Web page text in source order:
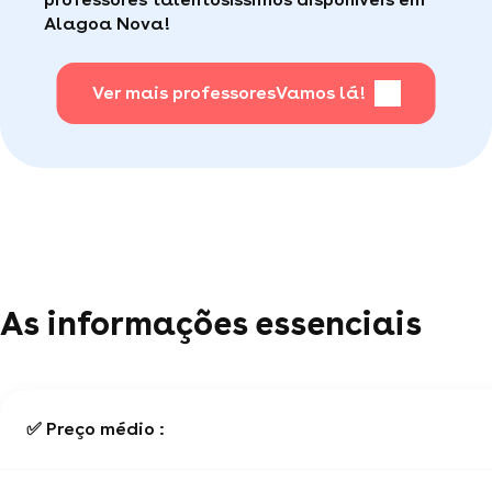
Para saber + acesse nossa página de perguntas
mais frequentes.
Alagoa Nova!
Ver mais professoresVamos lá!
As informações essenciais
✅ Preço médio :